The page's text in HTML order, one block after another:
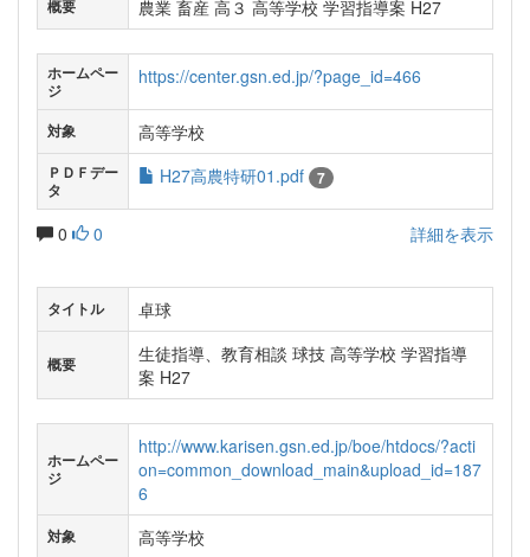
概要 農業 畜産 高３ 高等学校 学習指導案 H27
ホームペー
ジ
https://center.gsn.ed.jp/?page_id=466
対象 高等学校
ＰＤＦデー
タ
H27高農特研01.pdf 7
0 0 詳細を表示
タイトル 卓球
概要
生徒指導、教育相談 球技 高等学校 学習指導
案 H27
ホームペー
ジ
http://www.karisen.gsn.ed.jp/boe/htdocs/?acti
on=common_download_main&upload_id=187
6
対象 高等学校